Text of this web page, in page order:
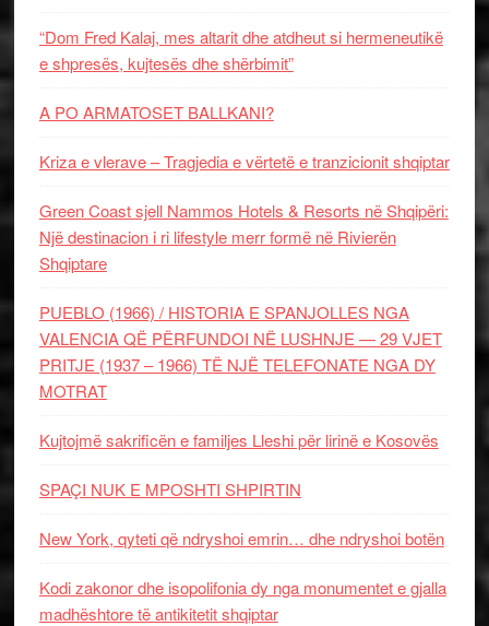
“Dom Fred Kalaj, mes altarit dhe atdheut si hermeneutikë
e shpresës, kujtesës dhe shërbimit”
A PO ARMATOSET BALLKANI?
Kriza e vlerave – Tragjedia e vërtetë e tranzicionit shqiptar
Green Coast sjell Nammos Hotels & Resorts në Shqipëri:
Një destinacion i ri lifestyle merr formë në Rivierën
Shqiptare
PUEBLO (1966) / HISTORIA E SPANJOLLES NGA
VALENCIA QË PËRFUNDOI NË LUSHNJE — 29 VJET
PRITJE (1937 – 1966) TË NJË TELEFONATE NGA DY
MOTRAT
Kujtojmë sakrificën e familjes Lleshi për lirinë e Kosovës
SPAÇI NUK E MPOSHTI SHPIRTIN
New York, qyteti që ndryshoi emrin… dhe ndryshoi botën
Kodi zakonor dhe isopolifonia dy nga monumentet e gjalla
madhështore të antikitetit shqiptar